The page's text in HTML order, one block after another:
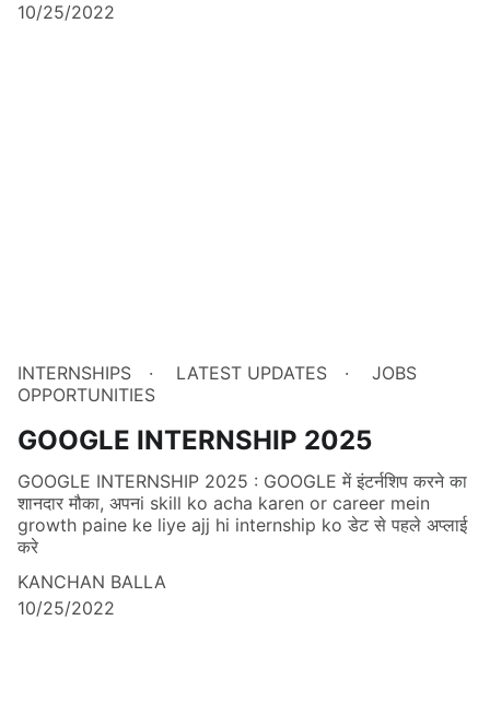
10/25/2022
INTERNSHIPS LATEST UPDATES
JOBS
OPPORTUNITIES
GOOGLE INTERNSHIP 2025
GOOGLE INTERNSHIP 2025 : GOOGLE में इंटर्नशिप करने का
शानदार मौका, अपनi skill ko acha karen or career mein
growth paine ke liye ajj hi internship ko डेट से पहले अप्लाई
करे
KANCHAN BALLA
10/25/2022